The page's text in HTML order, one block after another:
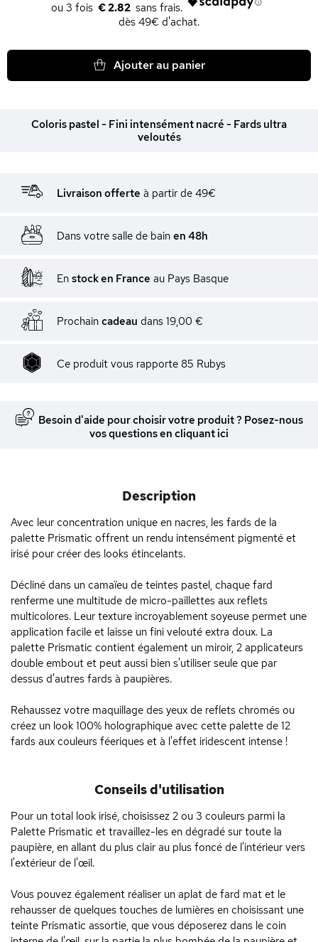
€ 2.82
dès 49€ d'achat.
Ajouter au panier
Coloris pastel - Fini intensément nacré - Fards ultra
veloutés
Livraison offerte à partir de 49€
Dans votre salle de bain en 48h
En stock en France au Pays Basque
Prochain cadeau dans 19,00 €
Ce produit vous rapporte 85 Rubys
Besoin d'aide pour choisir votre produit ? Posez-nous
vos questions en cliquant ici
Description
Avec leur concentration unique en nacres, les fards de la
palette Prismatic offrent un rendu intensément pigmenté et
irisé pour créer des looks étincelants.
Décliné dans un camaïeu de teintes pastel, chaque fard
renferme une multitude de micro-paillettes aux reflets
multicolores. Leur texture incroyablement soyeuse permet une
application facile et laisse un fini velouté extra doux. La
palette Prismatic contient également un miroir, 2 applicateurs
double embout et peut aussi bien s'utiliser seule que par
dessus d'autres fards à paupières.
Rehaussez votre maquillage des yeux de reflets chromés ou
créez un look 100% holographique avec cette palette de 12
fards aux couleurs féeriques et à l'effet iridescent intense !
Conseils d'utilisation
Pour un total look irisé, choisissez 2 ou 3 couleurs parmi la
Palette Prismatic et travaillez-les en dégradé sur toute la
paupière, en allant du plus clair au plus foncé de l'intérieur vers
l'extérieur de l'œil.
Vous pouvez également réaliser un aplat de fard mat et le
rehausser de quelques touches de lumières en choisissant une
teinte Prismatic assortie, que vous déposerez dans le coin